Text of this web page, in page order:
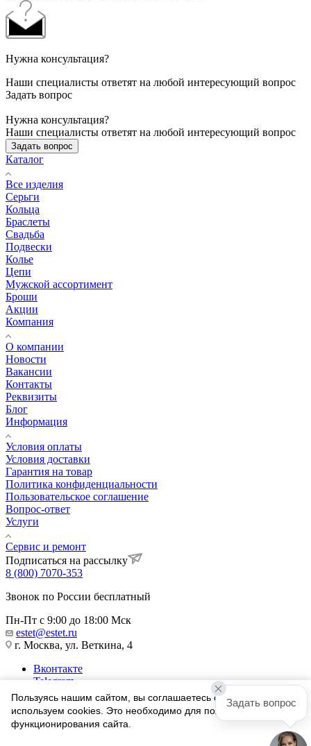
Нужна консультация?
Наши специалисты ответят на любой интересующий вопрос
Задать вопрос
Нужна консультация?
Наши специалисты ответят на любой интересующий вопрос
Задать вопрос
Каталог
Все изделия
Серьги
Кольца
Браслеты
Свадьба
Подвески
Колье
Цепи
Мужской ассортимент
Броши
Акции
Компания
О компании
Новости
Вакансии
Контакты
Реквизиты
Блог
Информация
Условия оплаты
Условия доставки
Гарантия на товар
Политика конфиденциальности
Пользовательское соглашение
Вопрос-ответ
Услуги
Сервис и ремонт
Подписаться на рассылку
8 (800) 7070-353
Звонок по России бесплатный
Пн-Пт с 9:00 до 18:00 Мск
estet@estet.ru
г. Москва, ул. Веткина, 4
Вконтакте
Telegram
Одноклассники
WhatsApp
1991-2026 © Ювелирный Дом ЭСТЕТ
Пользуясь нашим сайтом, вы соглашаетесь с тем, что мы
используем cookies. Это необходимо для полноценного
функционирования сайта.
Задать вопрос